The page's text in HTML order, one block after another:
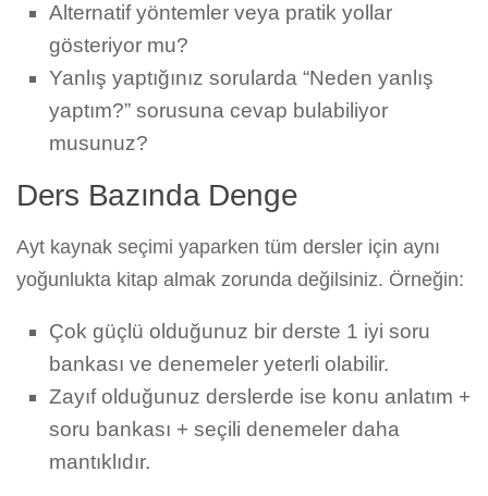
Alternatif yöntemler veya pratik yollar
gösteriyor mu?
Yanlış yaptığınız sorularda “Neden yanlış
yaptım?” sorusuna cevap bulabiliyor
musunuz?
Ders Bazında Denge
Ayt kaynak seçimi yaparken tüm dersler için aynı
yoğunlukta kitap almak zorunda değilsiniz. Örneğin:
Çok güçlü olduğunuz bir derste 1 iyi soru
bankası ve denemeler yeterli olabilir.
Zayıf olduğunuz derslerde ise konu anlatım +
soru bankası + seçili denemeler daha
mantıklıdır.